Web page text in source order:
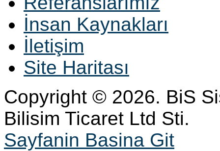
İnsan Kaynakları
İletişim
Site Haritası
Copyright © 2026. BiS
Bilisim Ticaret Ltd Sti.
Sayfanin Basina Git